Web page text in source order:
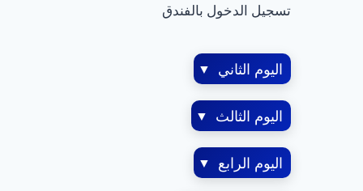
تسجيل الدخول بالفندق
اليوم الثاني ▼
اليوم الثالث ▼
اليوم الرابع ▼